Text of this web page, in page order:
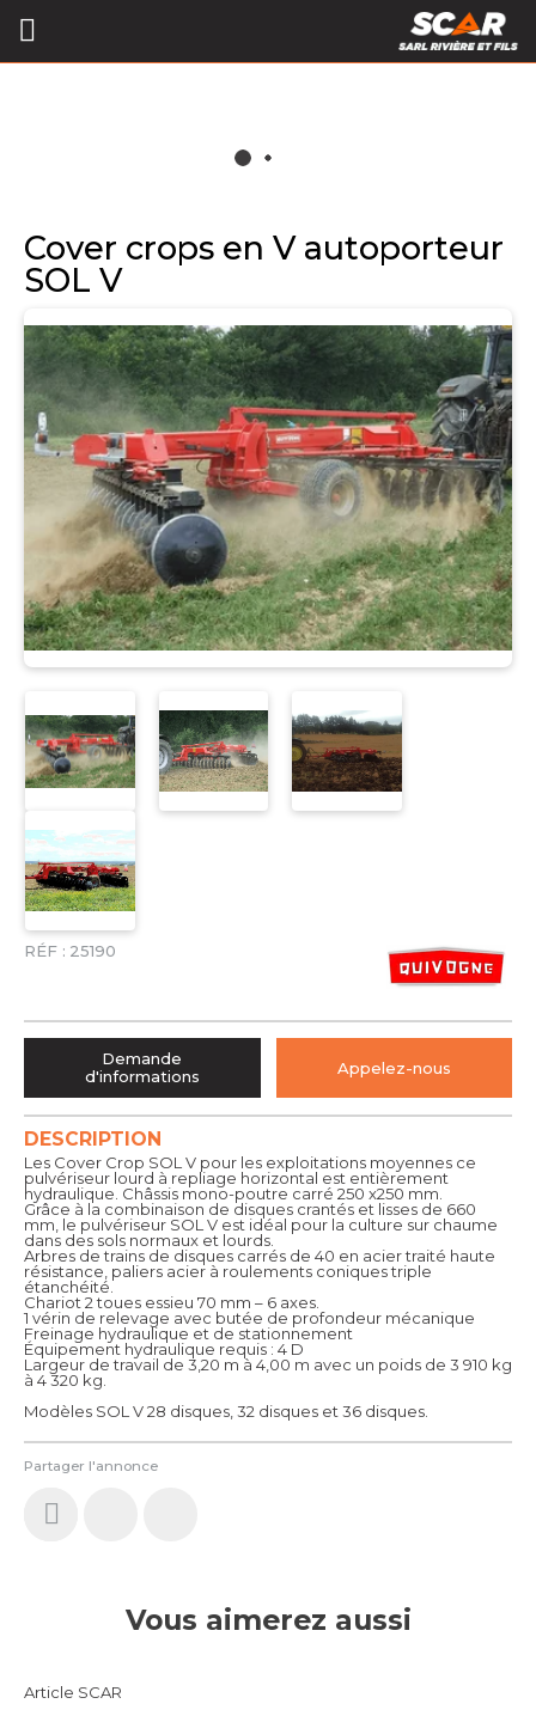
Cover crops en V autoporteur
SOL V
RÉF : 25190
Partager l'annonce
DESCRIPTION
Les Cover Crop SOL V pour les exploitations moyennes ce
pulvériseur lourd à repliage horizontal est entièrement
hydraulique. Châssis mono-poutre carré 250 x250 mm.
Grâce à la combinaison de disques crantés et lisses de 660
mm, le pulvériseur SOL V est idéal pour la culture sur chaume
dans des sols normaux et lourds.
Arbres de trains de disques carrés de 40 en acier traité haute
résistance, paliers acier à roulements coniques triple
étanchéité.
Chariot 2 toues essieu 70 mm – 6 axes.
1 vérin de relevage avec butée de profondeur mécanique
Freinage hydraulique et de stationnement
Équipement hydraulique requis : 4 D
Largeur de travail de 3,20 m à 4,00 m avec un poids de 3 910 kg
à 4 320 kg.
Modèles SOL V 28 disques, 32 disques et 36 disques.
Demande
d'informations
Appelez-nous
Vous aimerez aussi
Article SCAR